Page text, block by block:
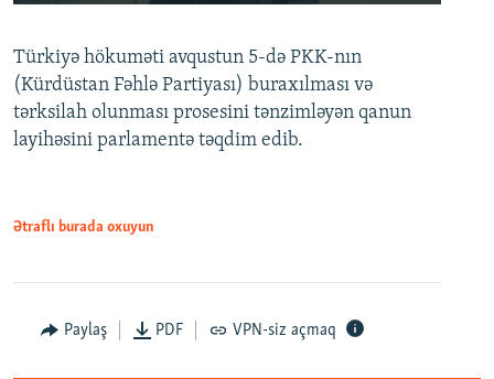
Auto 240p 360p 480p
720p 1080p
360p
480p
Türkiyə hökuməti avqustun 5-də PKK-nın
(Kürdüstan Fəhlə Partiyası) buraxılması və
tərksilah olunması prosesini tənzimləyən qanun
layihəsini parlamentə təqdim edib.
Ətraflı burada oxuyun
Paylaş PDF VPN-siz açmaq